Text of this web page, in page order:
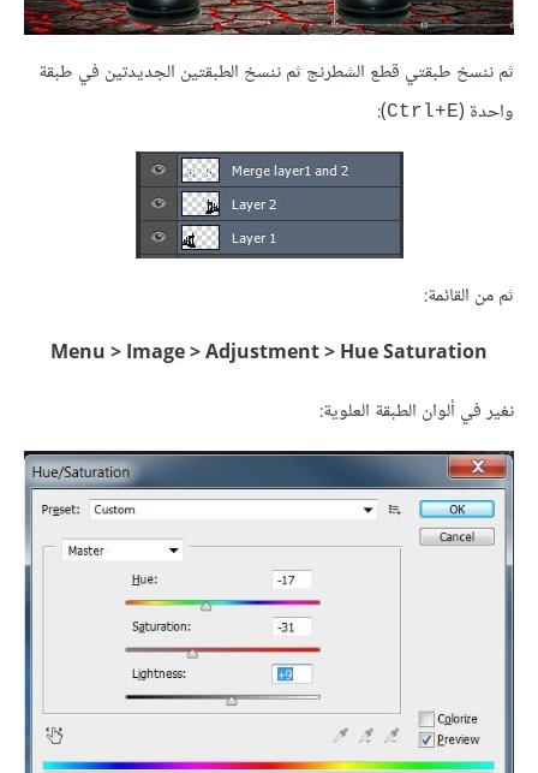
ثم ننسخ طبقتي قطع الشطرنج ثم ننسخ الطبقتين الجديدتين في طبقة
واحدة (Ctrl+E
):
ثم من القائمة:
Menu > Image > Adjustment > Hue Saturation
نغير في ألوان الطبقة العلوية: